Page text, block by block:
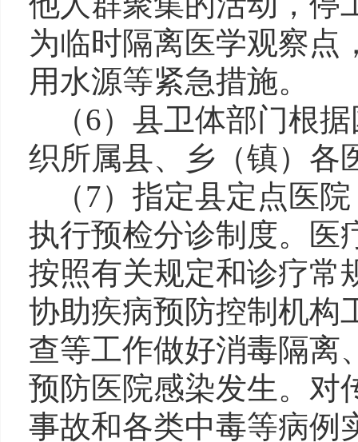
为临时隔离医学观察点
用水源等紧急措施。
（6）县卫体部门根
织所属县、乡（镇）各
（7）指定县定点医
执行预检分诊制度。医
按照有关规定和诊疗常
协助疾病预防控制机构
查等工作做好消毒隔离
预防医院感染发生。对
事故和各类中毒等病例